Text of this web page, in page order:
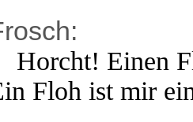
Horcht! Einen
Floh ist mir